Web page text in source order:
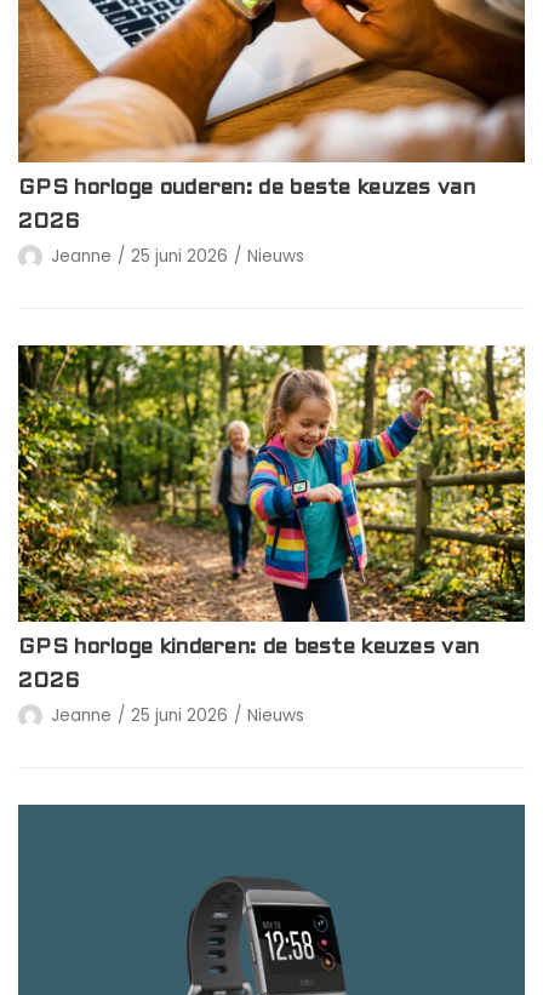
GPS horloge ouderen: de beste keuzes van
2026
Jeanne 25 juni 2026 Nieuws
GPS horloge kinderen: de beste keuzes van
2026
Jeanne 25 juni 2026 Nieuws